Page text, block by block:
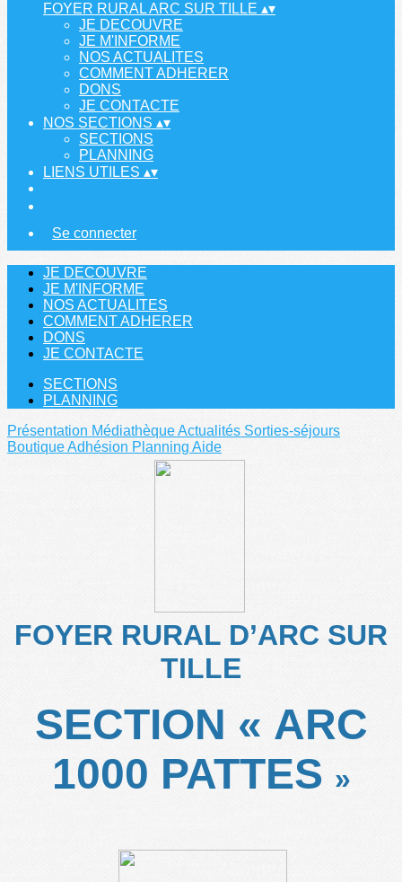
FOYER RURAL ARC SUR TILLE ▴▾
JE DECOUVRE
JE M'INFORME
NOS ACTUALITES
COMMENT ADHERER
DONS
JE CONTACTE
NOS SECTIONS ▴▾
SECTIONS
PLANNING
LIENS UTILES ▴▾
Se connecter
JE DECOUVRE
JE M'INFORME
NOS ACTUALITES
COMMENT ADHERER
DONS
JE CONTACTE
SECTIONS
PLANNING
Présentation MédiathèqueActualités Sorties-séjours
BoutiqueAdhésion Planning Aide
FOYER RURAL D’ARC SUR
TILLE
SECTION « ARC
1000 PATTES »